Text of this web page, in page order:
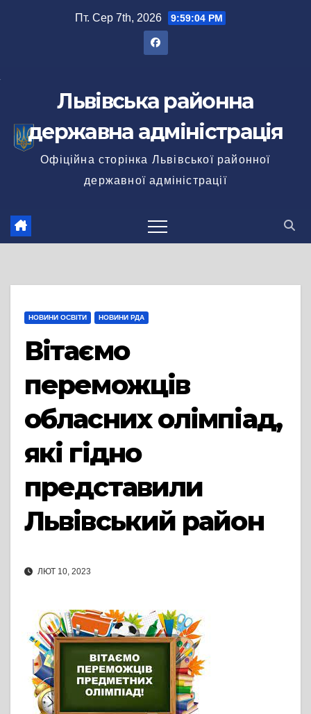
Пт. Сер 7th, 2026 9:59:04 PM
Львівська районна
державна адміністрація
Офіційна сторінка Львівської районної
державної адміністрації
НОВИНИ ОСВІТИ НОВИНИ РДА
Вітаємо
переможців
обласних олімпіад,
які гідно
представили
Львівський район
ЛЮТ 10, 2023